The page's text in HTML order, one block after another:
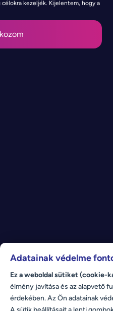
kezeljék. Kijelentem, hogy a
Adatainak védelme
Ez a weboldal sütiket (cookie-
élmény javítása és az alapvető
érdekében. Az Ön adatainak